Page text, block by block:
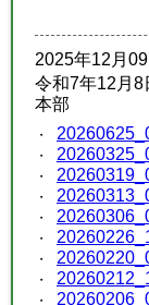
2025年12月
令和7年12月8
本部